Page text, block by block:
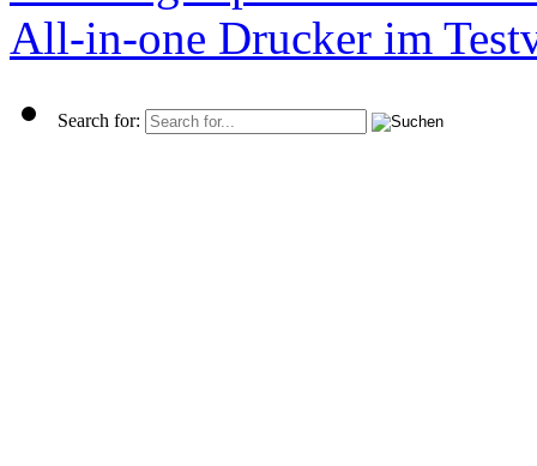
All-in-one Drucker im
Search for: